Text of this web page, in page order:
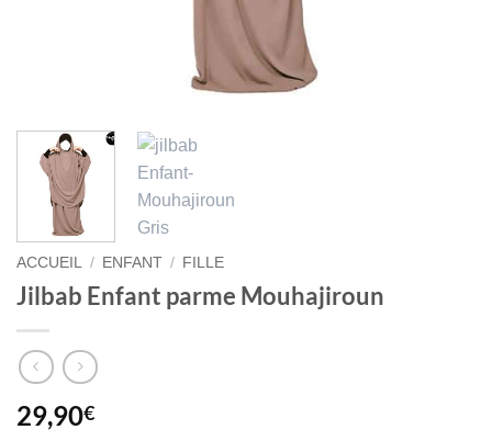
ACCUEIL / ENFANT / FILLE
Jilbab Enfant parme Mouhajiroun
29,90€